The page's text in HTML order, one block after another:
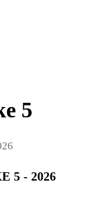
5
5 - 2026